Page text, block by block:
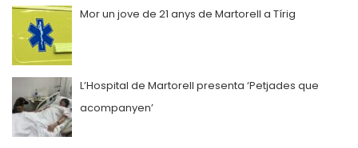
Mor un jove de 21 anys de Martorell a Tírig
L’Hospital de Martorell presenta ‘Petjades que
acompanyen’